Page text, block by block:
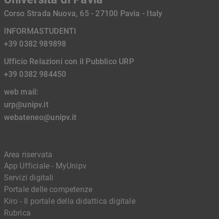
Corso Strada Nuova, 65 - 27100 Pavia - Italy
INFORMASTUDENTI
+39 0382 989898
Ufficio Relazioni con il Pubblico URP
+39 0382 984450
web mail:
urp@unipv.it
webateneo@unipv.it
Area riservata
App Ufficiale - MyUnipv
Servizi digitali
Portale delle competenze
Kiro - Il portale della didattica digitale
Rubrica